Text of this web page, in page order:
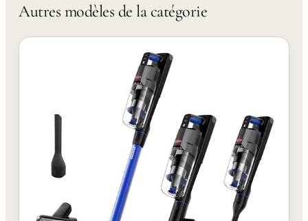
Autres modèles de la catégorie